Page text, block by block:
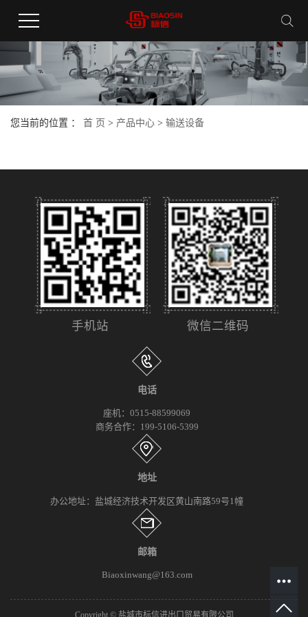
您当前的位置 ： 首 页 > 产品中心 > 输送设备
手机站 微信二维码
电话
座机：0515-88599069
商务合作：199-5106-5399
地址
办公地址：盐城经济技术开发区黄山南路59号1幢
邮箱
Biaoxinwang@163.com
Copyright © 盐城市标信进出口贸易有限公司